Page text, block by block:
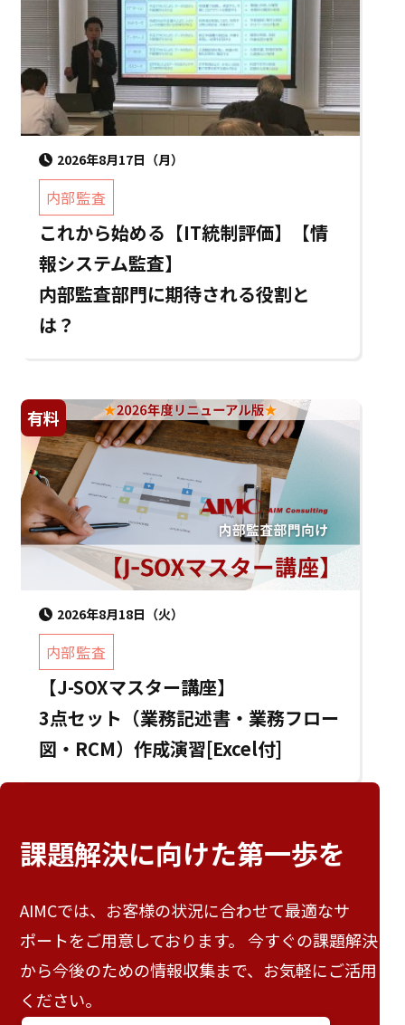
2026年8月17日（月）
内部監査
これから始める【IT統制評価】【情
報システム監査】
内部監査部門に期待される役割と
は？
有料
2026年8月18日（火）
内部監査
【J-SOXマスター講座】
3点セット（業務記述書・業務フロー
図・RCM）作成演習[Excel付]
課題解決に向けた第一歩を
AIMCでは、お客様の状況に合わせて最適なサ
ポートをご用意しております。 今すぐの課題解決
から今後のための情報収集まで、お気軽にご活用
ください。